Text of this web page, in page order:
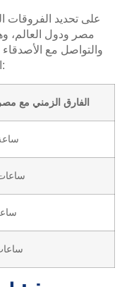
مصر ودول العالم،
والتواصل مع
التوقيت في مصر وبعض العواصم العالمية:
الفارق الزمني مع مصر
+1
+2
-1
-7